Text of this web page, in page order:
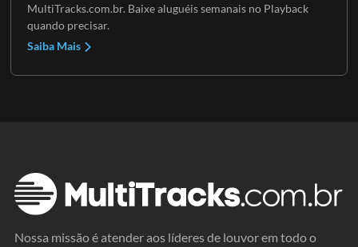
MultiTracks.com.br. Baixe aluguéis semanais no Playback
quando precisar.
Saiba Mais
Nossa missão é atender aos líderes de louvor em todo o